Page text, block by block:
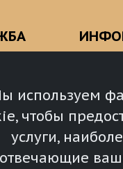
используем
чтобы
услуги,
отвечающие